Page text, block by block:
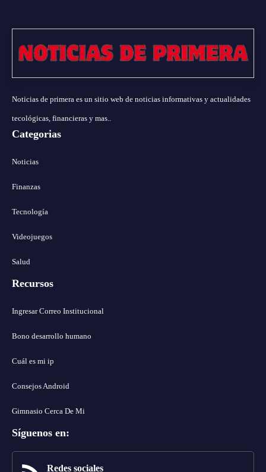
Noticias de primera es un sitio web de noticias informativas y actualidades
tecológicas, financieras y mas..
Categorias
Noticias
Finanzas
Tecnología
Videojuegos
Salud
Recursos
Ingresar Correo Institucional
Bono desarrollo humano
Cuál es mi ip
Consejos Android
Gimnasio Cerca De Mi
Síguenos en:
Redes sociales